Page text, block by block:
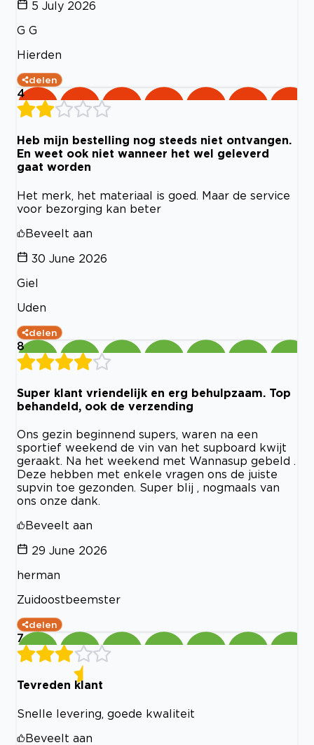
5 July 2026
G G
Hierden
delen
4
Heb mijn bestelling nog steeds niet ontvangen.
En weet ook niet wanneer het wel geleverd
gaat worden
Het merk, het materiaal is goed. Maar de service
voor bezorging kan beter
Beveelt aan
30 June 2026
Giel
Uden
delen
8
Super klant vriendelijk en erg behulpzaam. Top
behandeld, ook de verzending
Ons gezin beginnend supers, waren na een
sportief weekend de vin van het supboard kwijt
geraakt. Na het weekend met Wannasup gebeld .
Deze hebben met enkele vragen ons de juiste
supvin toe gezonden. Super blij , nogmaals van
ons onze dank.
Beveelt aan
29 June 2026
herman
Zuidoostbeemster
delen
7
Tevreden klant
Snelle levering, goede kwaliteit
Beveelt aan